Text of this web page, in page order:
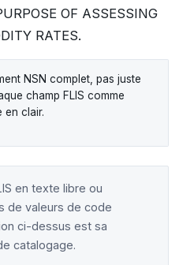
OF ASSESSING
RATES.
NSN complet, pas juste
champ FLIS comme
clair.
en texte libre ou
de valeurs de code
ci-dessus est sa
catalogage.